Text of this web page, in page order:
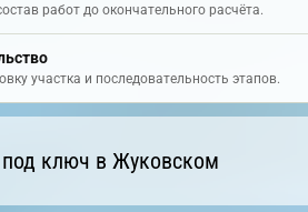
работ до окончательного расчёта.
участка и последовательность этапов.
ключ в Жуковском